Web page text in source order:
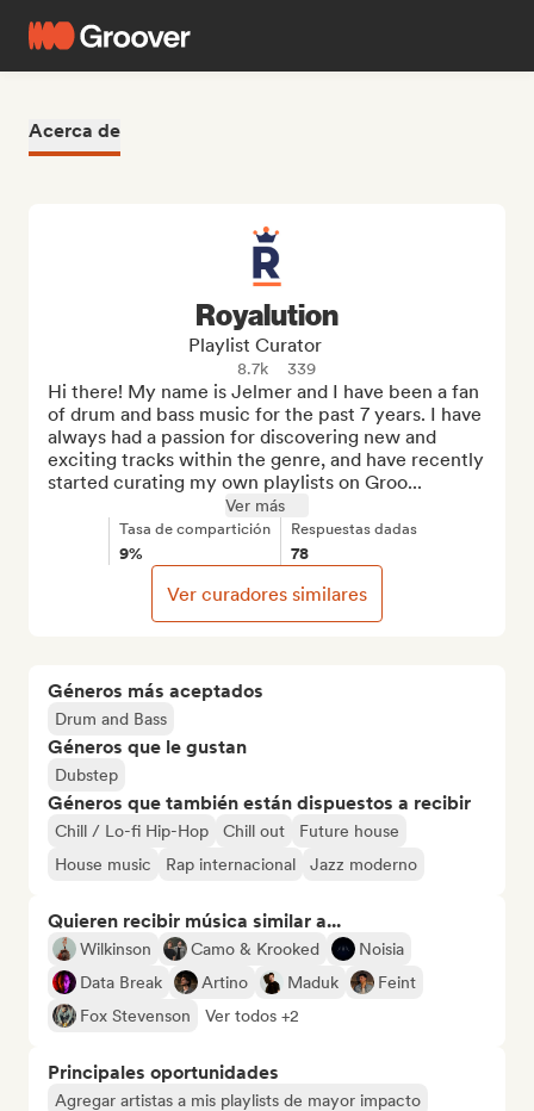
Acerca de
Géneros más aceptados
Drum and Bass
Géneros que le gustan
Dubstep
Géneros que también están dispuestos a recibir
Chill / Lo-fi Hip-Hop Chill out
Future house
House music
Rap internacional Jazz moderno
Quieren recibir música similar a...
Wilkinson Camo & Krooked
Noisia
Data Break
Artino Maduk
Feint
Fox Stevenson
Ver todos +2
Principales oportunidades
Agregar artistas a mis playlists de mayor impacto
Royalution
Playlist Curator
8.7k 339
Hi there! My name is Jelmer and I have been a fan
of drum and bass music for the past 7 years. I have
always had a passion for discovering new and
exciting tracks within the genre, and have recently
started curating my own playlists on Groo...
Ver más
Tasa de compartición
9%
Respuestas dadas
78
Ver curadores similares